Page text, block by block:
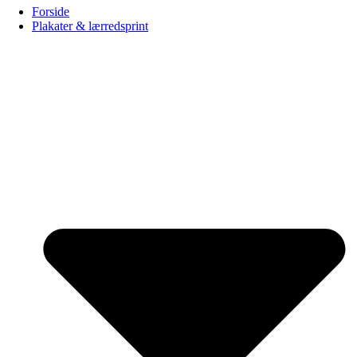
Forside
Plakater & lærredsprint